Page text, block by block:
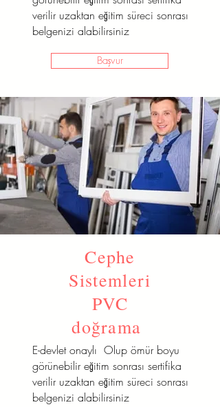
verilir uzaktan eğitim süreci sonrası
belgenizi alabilirsiniz
Başvur
Cephe
Sistemleri
PVC
doğrama
E-devlet onaylı Olup ömür boyu
görünebilir eğitim sonrası sertifika
verilir uzaktan eğitim süreci sonrası
belgenizi alabilirsiniz